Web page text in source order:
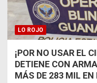
LO ROJO
¡POR NO USAR EL
DETIENE CON
MÁS DE 283 MIL EN